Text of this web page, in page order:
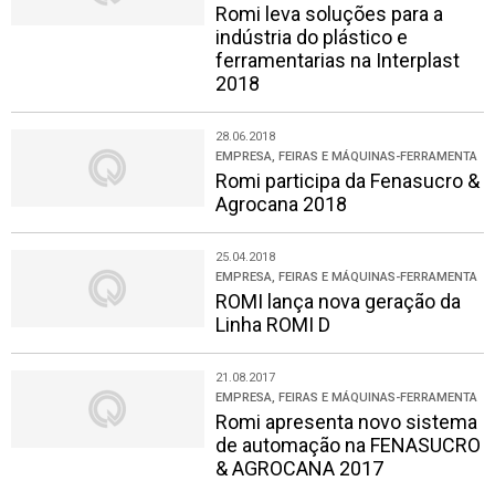
Romi leva soluções para a
indústria do plástico e
ferramentarias na Interplast
2018
28.06.2018
EMPRESA, FEIRAS E MÁQUINAS-FERRAMENTA
Romi participa da Fenasucro &
Agrocana 2018
25.04.2018
EMPRESA, FEIRAS E MÁQUINAS-FERRAMENTA
ROMI lança nova geração da
Linha ROMI D
21.08.2017
EMPRESA, FEIRAS E MÁQUINAS-FERRAMENTA
Romi apresenta novo sistema
de automação na FENASUCRO
& AGROCANA 2017